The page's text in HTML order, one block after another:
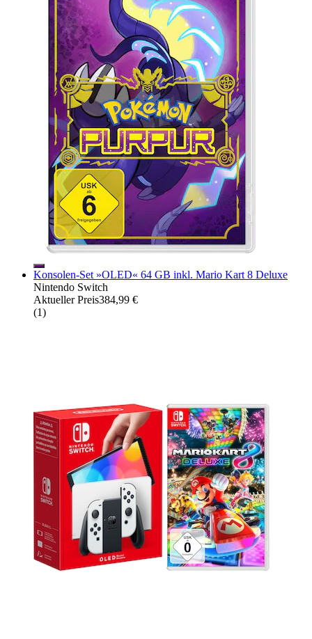
Konsolen-Set »OLED« 64 GB inkl. Mario Kart 8 Deluxe
Nintendo Switch
Aktueller Preis384,99 €
(1)